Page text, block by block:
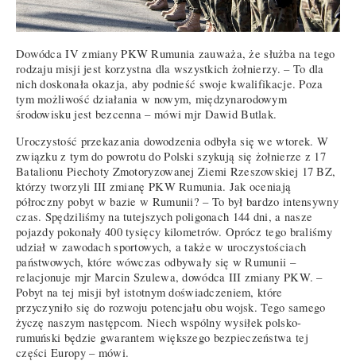
Dowódca IV zmiany PKW Rumunia zauważa, że służba na tego
rodzaju misji jest korzystna dla wszystkich żołnierzy. – To dla
nich doskonała okazja, aby podnieść swoje kwalifikacje. Poza
tym możliwość działania w nowym, międzynarodowym
środowisku jest bezcenna – mówi mjr Dawid Butlak.
Uroczystość przekazania dowodzenia odbyła się we wtorek. W
związku z tym do powrotu do Polski szykują się żołnierze z 17
Batalionu Piechoty Zmotoryzowanej Ziemi Rzeszowskiej 17 BZ,
którzy tworzyli III zmianę PKW Rumunia. Jak oceniają
półroczny pobyt w bazie w Rumunii? – To był bardzo intensywny
czas. Spędziliśmy na tutejszych poligonach 144 dni, a nasze
pojazdy pokonały 400 tysięcy kilometrów. Oprócz tego braliśmy
udział w zawodach sportowych, a także w uroczystościach
państwowych, które wówczas odbywały się w Rumunii –
relacjonuje mjr Marcin Szulewa, dowódca III zmiany PKW. –
Pobyt na tej misji był istotnym doświadczeniem, które
przyczyniło się do rozwoju potencjału obu wojsk. Tego samego
życzę naszym następcom. Niech wspólny wysiłek polsko-
rumuński będzie gwarantem większego bezpieczeństwa tej
części Europy – mówi.